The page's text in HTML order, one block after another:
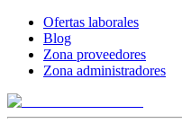
Ofertas laborales
Blog
Zona proveedores
Zona administradores